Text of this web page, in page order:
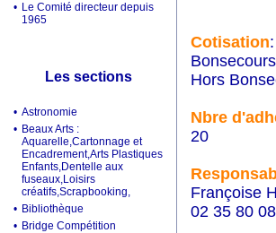
• Le Comité directeur depuis
1965
Les sections
• Astronomie
• Beaux Arts :
Aquarelle,Cartonnage et
Encadrement,Arts Plastiques
Enfants,Dentelle aux
fuseaux,Loisirs
créatifs,Scrapbooking,
• Bibliothèque
• Bridge Compétition
Cotisation:
Hors
Nbre
20
Françoise
02 35 80